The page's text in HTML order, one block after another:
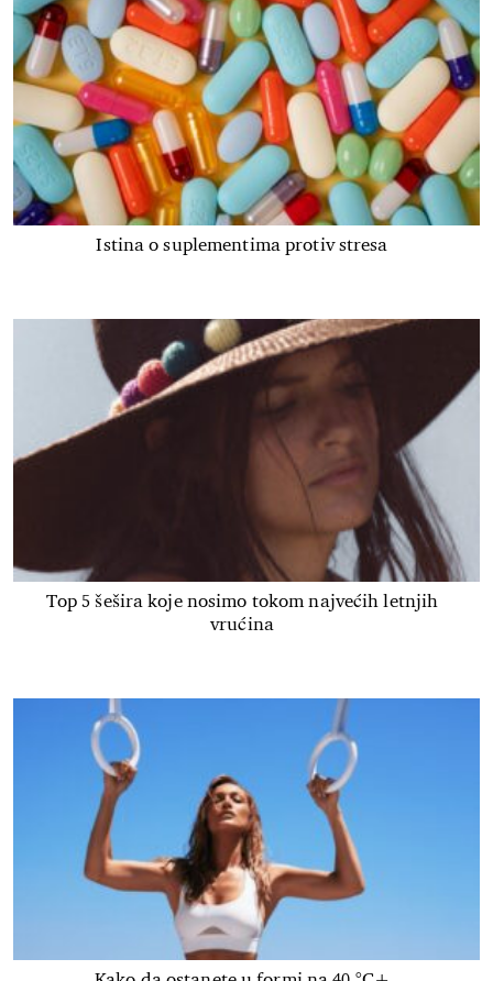
Istina o suplementima protiv stresa
Top 5 šešira koje nosimo tokom najvećih letnjih
vrućina